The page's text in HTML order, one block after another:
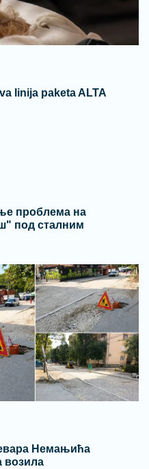
linija paketa ALTA
проблема на
под сталним
Немањића
возила